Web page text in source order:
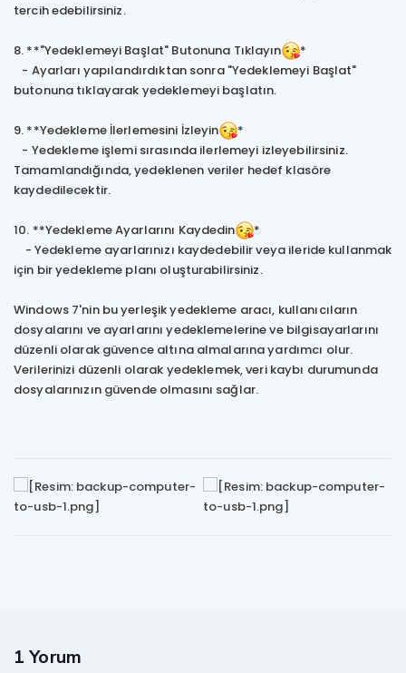
tercih edebilirsiniz.
8. **"Yedeklemeyi Başlat" Butonuna Tıklayın
*
- Ayarları yapılandırdıktan sonra "Yedeklemeyi Başlat"
butonuna tıklayarak yedeklemeyi başlatın.
9. **Yedekleme İlerlemesini İzleyin
*
- Yedekleme işlemi sırasında ilerlemeyi izleyebilirsiniz.
Tamamlandığında, yedeklenen veriler hedef klasöre
kaydedilecektir.
10. **Yedekleme Ayarlarını Kaydedin
*
- Yedekleme ayarlarınızı kaydedebilir veya ileride kullanmak
için bir yedekleme planı oluşturabilirsiniz.
Windows 7'nin bu yerleşik yedekleme aracı, kullanıcıların
dosyalarını ve ayarlarını yedeklemelerine ve bilgisayarlarını
düzenli olarak güvence altına almalarına yardımcı olur.
Verilerinizi düzenli olarak yedeklemek, veri kaybı durumunda
dosyalarınızın güvende olmasını sağlar.
1 Yorum